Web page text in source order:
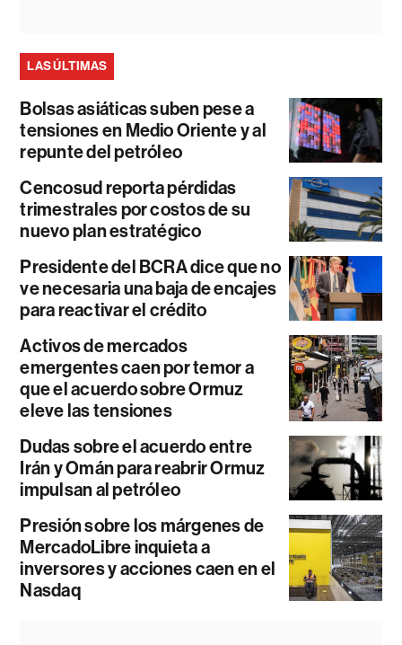
LAS ÚLTIMAS
Bolsas asiáticas suben pese a
tensiones en Medio Oriente y al
repunte del petróleo
Cencosud reporta pérdidas
trimestrales por costos de su
nuevo plan estratégico
Presidente del BCRA dice que no
ve necesaria una baja de encajes
para reactivar el crédito
Activos de mercados
emergentes caen por temor a
que el acuerdo sobre Ormuz
eleve las tensiones
Dudas sobre el acuerdo entre
Irán y Omán para reabrir Ormuz
impulsan al petróleo
Presión sobre los márgenes de
MercadoLibre inquieta a
inversores y acciones caen en el
Nasdaq